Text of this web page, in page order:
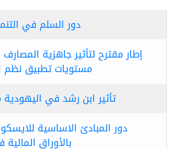
دور السلم في
إطار مقترح لتأثير جاهزية المصارف
مستويات تطبيق نظم
تأثير ابن رشد في
دور المبادئ الاساسية
بالأوراق